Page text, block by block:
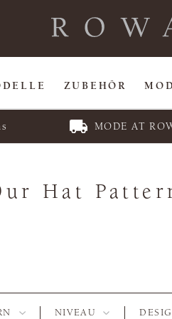
ZUBEHÖR
MODE AT
Hat
NIVEAU